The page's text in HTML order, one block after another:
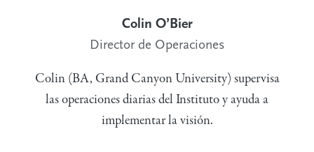
Colin O’Bier
Director de Operaciones
Colin (BA, Grand Canyon University) supervisa
las operaciones diarias del Instituto y ayuda a
implementar la visión.